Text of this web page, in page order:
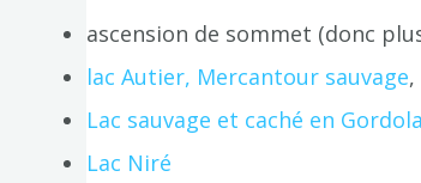
ascension de sommet (donc
lac Autier, Mercantour sauvage,
Lac sauvage et caché en
Lac Niré